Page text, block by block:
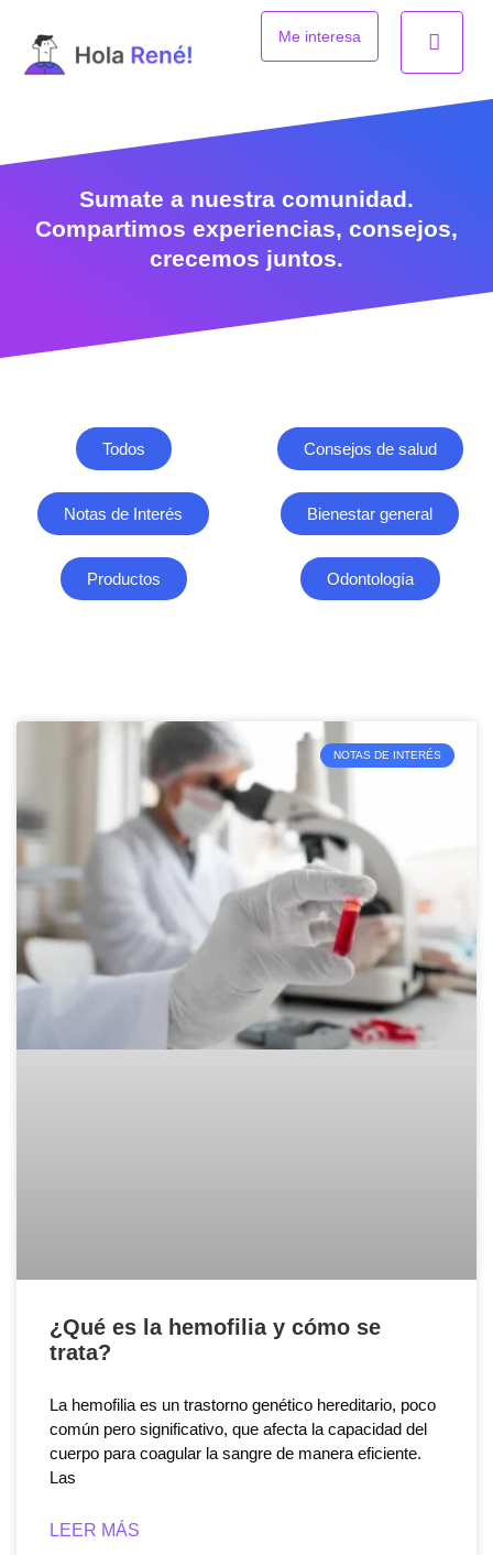
contenido
Me interesa
Sumate a nuestra comunidad.
Compartimos experiencias, consejos,
crecemos juntos.
Todos Consejos de salud
Notas de Interés Bienestar general
Productos Odontología
NOTAS DE INTERÉS
¿Qué es la hemofilia y cómo se
trata?
La hemofilia es un trastorno genético hereditario, poco
común pero significativo, que afecta la capacidad del
cuerpo para coagular la sangre de manera eficiente.
Las
LEER MÁS